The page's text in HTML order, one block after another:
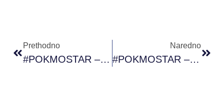
Prethodno
#POKMOSTAR – “Mediji True/false”
Naredno
#POKMOSTAR – Radionica “Upristoji Se”